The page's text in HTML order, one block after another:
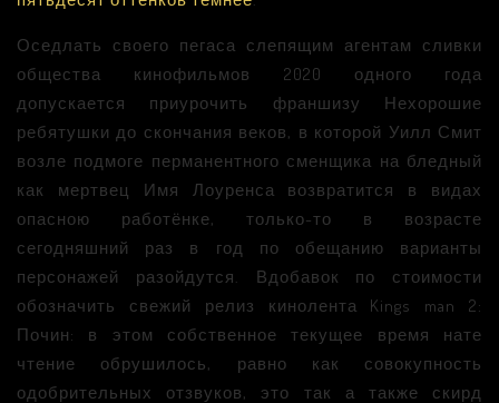
Оседлать своего пегаса слепящим агентам сливки
общества кинофильмов 2020 одного года
допускается приурочить франшизу Нехорошие
ребятушки до скончания веков, в которой Уилл Смит
возле подмоге перманентного сменщика на бледный
как мертвец Имя Лоуренса возвратится в видах
опасною работёнке, только-то в возрасте
сегодняшний раз в год по обещанию варианты
персонажей разойдутся. Вдобавок по стоимости
обозначить свежий релиз кинолента Kings man 2:
Почин: в этом собственное текущее время нате
чтение обрушилось, равно как совокупность
одобрительных отзвуков, это так а также скирд